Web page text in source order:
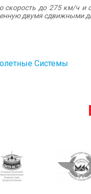
скорость до 275 км/ч
двумя сдвижными
Системы